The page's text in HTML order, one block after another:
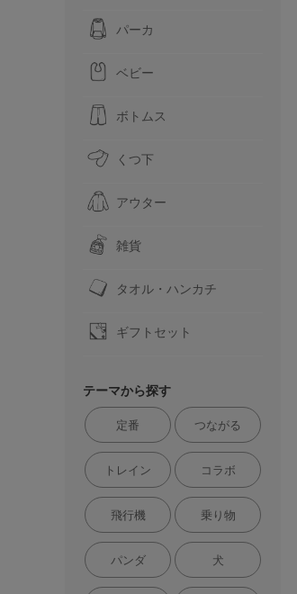
パーカ
ベビー
ボトムス
くつ下
アウター
雑貨
タオル・ハンカチ
ギフトセット
テーマから探す
定番 つながる
トレイン コラボ
飛行機 乗り物
パンダ 犬